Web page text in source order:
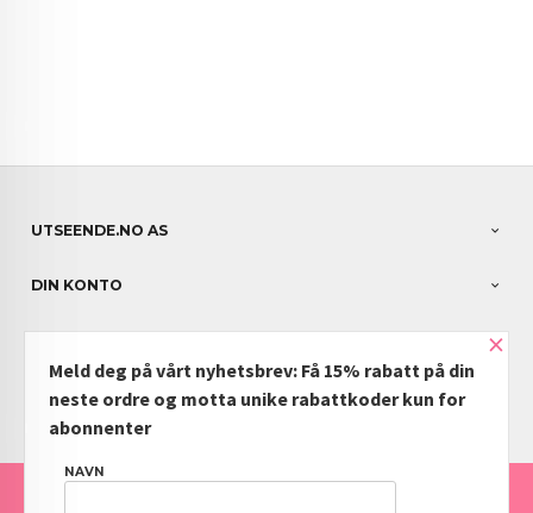
UTSEENDE.NO AS
DIN KONTO
PARTNERE
FRAKT KJØPSBETINGELSER SIKKERHET OG PERSONVERN
×
Meld deg på vårt nyhetsbrev: Få 15% rabatt på din
neste ordre og motta unike rabattkoder kun for
abonnenter
NAVN